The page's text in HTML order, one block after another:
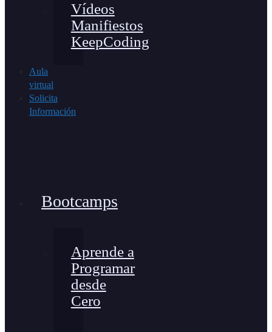
Vídeos
Manifiestos
KeepCoding
Aula
virtual
Solicita
Información
Bootcamps
Aprende a
Programar
desde
Cero